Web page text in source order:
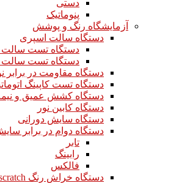
دستی
پنوماتیک
آزمایشگاه رنگ و پوشش
دستگاه سالت اسپری
دستگاه تست سالت اسپری
دستگاه تست سالت اسپری
دستگاه مقاومت در برابر
دستگاه تست کاپینگ
دستگاه کشش عمیق و
دستگاه کابین نور
دستگاه سایش دورانی
دستگاه دوام در برابر
تابر
رابینگ
فالکس
دستگاه خراش رنگ scratch